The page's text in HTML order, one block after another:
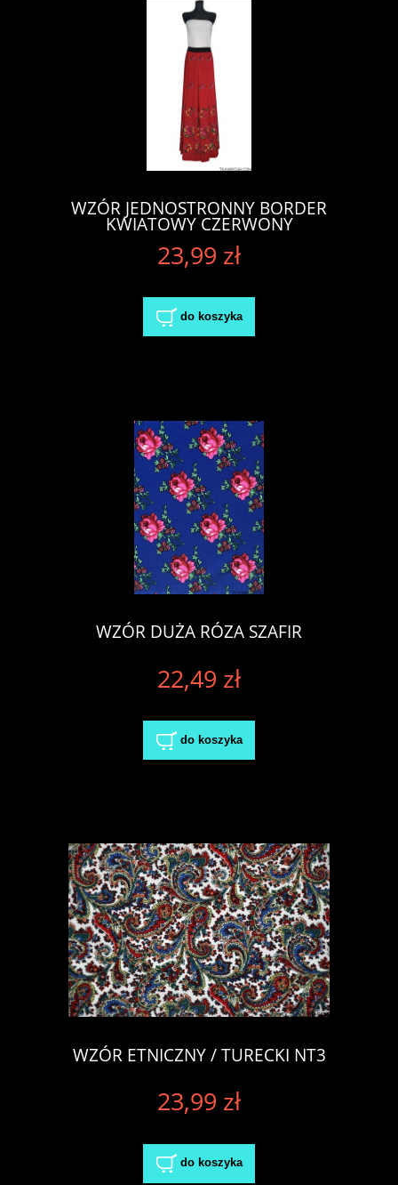
WZÓR JEDNOSTRONNY BORDER
KWIATOWY CZERWONY
23,99 zł
do koszyka
WZÓR DUŻA RÓZA SZAFIR
22,49 zł
do koszyka
WZÓR ETNICZNY / TURECKI NT3
23,99 zł
do koszyka